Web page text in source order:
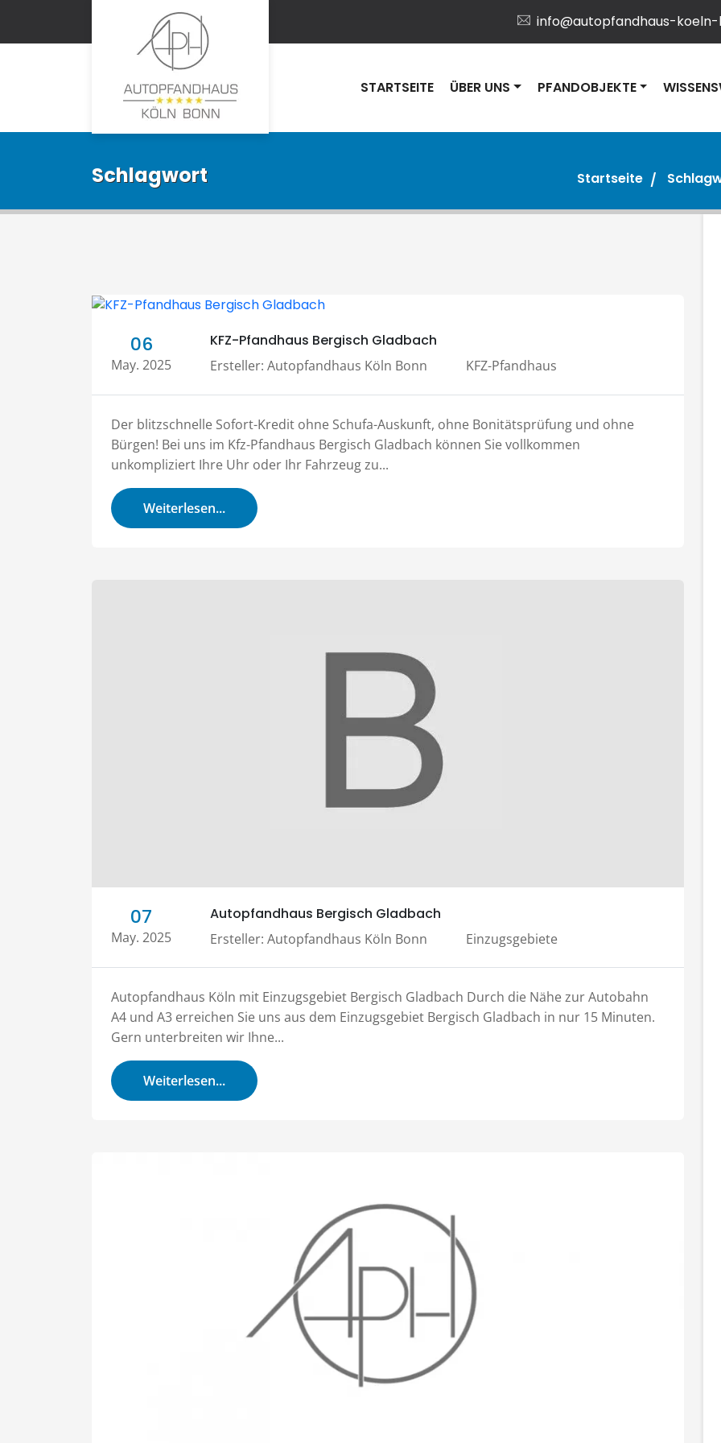
info@autopfandhaus-
STARTSEITE ÜBER UNS PFANDOBJEKTE
Schlagwort Startseite
06
May. 2025
KFZ-Pfandhaus Bergisch Gladbach
Ersteller: Autopfandhaus Köln Bonn KFZ-Pfandhaus
Der blitzschnelle Sofort-Kredit ohne Schufa-Auskunft, ohne Bonitätsprüfung und ohne
Bürgen! Bei uns im Kfz-Pfandhaus Bergisch Gladbach können Sie vollkommen
unkompliziert Ihre Uhr oder Ihr Fahrzeug zu...
Weiterlesen...
07
May. 2025
Autopfandhaus Bergisch Gladbach
Ersteller: Autopfandhaus Köln Bonn Einzugsgebiete
Autopfandhaus Köln mit Einzugsgebiet Bergisch Gladbach Durch die Nähe zur Autobahn
A4 und A3 erreichen Sie uns aus dem Einzugsgebiet Bergisch Gladbach in nur 15 Minuten.
Gern unterbreiten wir Ihne...
Weiterlesen...